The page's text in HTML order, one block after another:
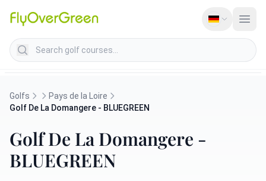
Search golf courses
Golfs
Pays de la Loire
Golf De La Domangere - BLUEGREEN
Golf De La Domangere -
BLUEGREEN